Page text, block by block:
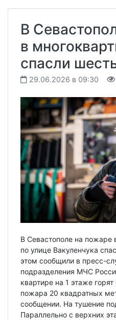
В
в
спасли
29.06.2026 в 09:30
В Севастополе на пожаре
по улице Вакуленчука
этом сообщили в пресс-
подразделения МЧС
квартире на 1 этаже
пожара 20 квадратных
сообщении. На тушение
Параллельно с верхних